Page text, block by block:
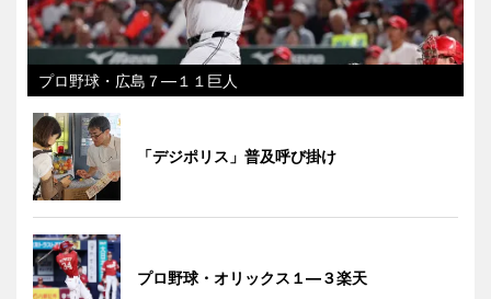
プロ野球・広島７―１１巨人
「デジポリス」普及呼び掛け
プロ野球・オリックス１―３楽天